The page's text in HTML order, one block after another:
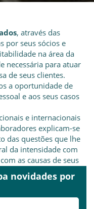
, através das
por seus sócios e
na área da
necessária para atuar
de seus clientes.
a oportunidade de
e aos seus casos
e internacionais
explicam-se
das questões que lhe
da intensidade com
as causas de seus
áreas
Comercial,
novidades por